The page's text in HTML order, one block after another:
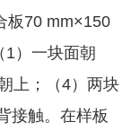
板70 mm×150
1）一块面朝
上；（4）两块
接触。在样板